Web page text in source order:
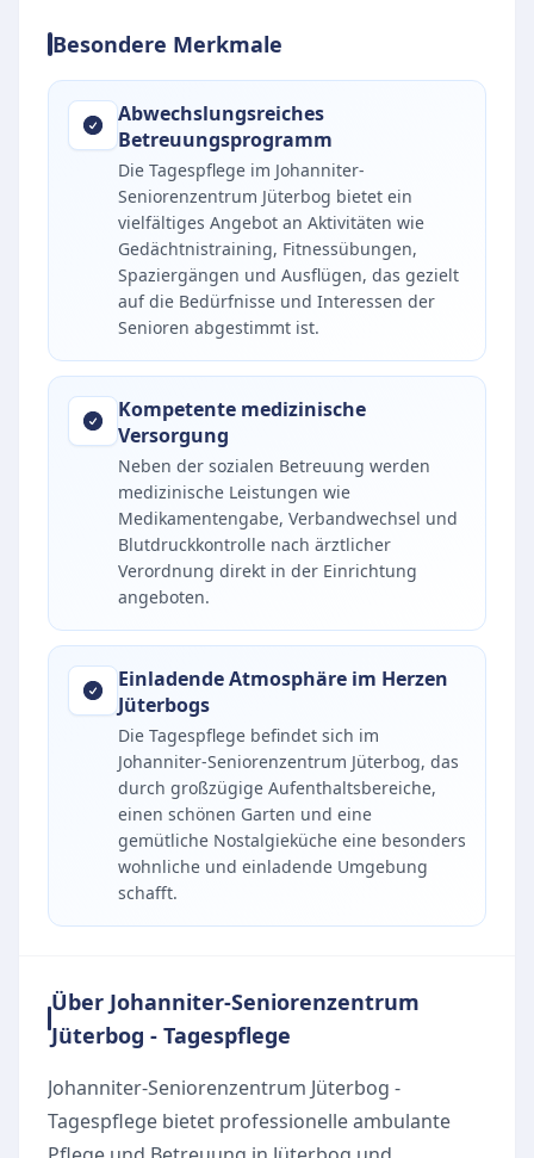
Besondere Merkmale
Abwechslungsreiches
Betreuungsprogramm
Die Tagespflege im Johanniter-
Seniorenzentrum Jüterbog bietet ein
vielfältiges Angebot an Aktivitäten wie
Gedächtnistraining, Fitnessübungen,
Spaziergängen und Ausflügen, das gezielt
auf die Bedürfnisse und Interessen der
Senioren abgestimmt ist.
Kompetente medizinische
Versorgung
Neben der sozialen Betreuung werden
medizinische Leistungen wie
Medikamentengabe, Verbandwechsel und
Blutdruckkontrolle nach ärztlicher
Verordnung direkt in der Einrichtung
angeboten.
Einladende Atmosphäre im Herzen
Jüterbogs
Die Tagespflege befindet sich im
Johanniter-Seniorenzentrum Jüterbog, das
durch großzügige Aufenthaltsbereiche,
einen schönen Garten und eine
gemütliche Nostalgieküche eine besonders
wohnliche und einladende Umgebung
schafft.
Über Johanniter-Seniorenzentrum
Jüterbog - Tagespflege
Johanniter-Seniorenzentrum Jüterbog -
Tagespflege bietet professionelle ambulante